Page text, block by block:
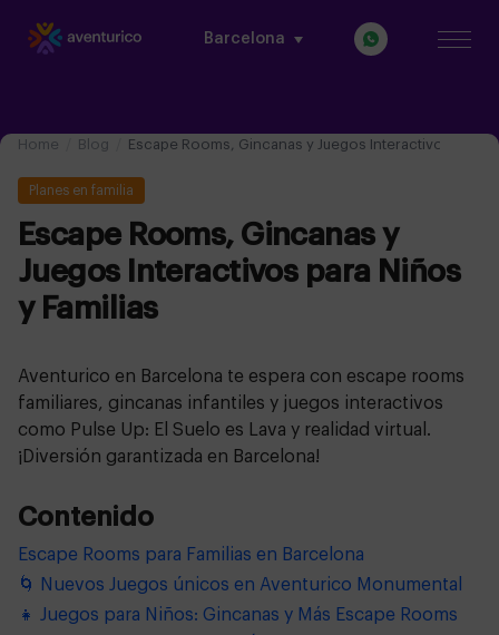
Barcelona
Home Blog Escape Rooms, Gincanas y Juegos Interactivos para
Planes en familia
Escape Rooms, Gincanas y
Juegos Interactivos para Niños
y Familias
Aventurico en Barcelona te espera con escape rooms
familiares, gincanas infantiles y juegos interactivos
como Pulse Up: El Suelo es Lava y realidad virtual.
¡Diversión garantizada en Barcelona!
Contenido
Escape Rooms para Familias en Barcelona
🌀 Nuevos Juegos únicos en Aventurico Monumental
👧 Juegos para Niños: Gincanas y Más Escape Rooms